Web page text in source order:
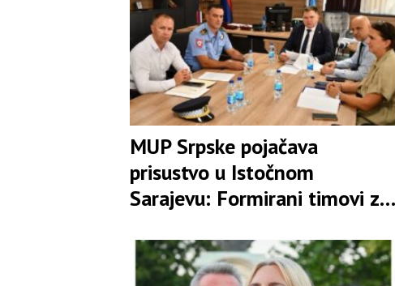
MUP Srpske pojačava
prisustvo u Istočnom
Sarajevu: Formirani timovi za
ubistava